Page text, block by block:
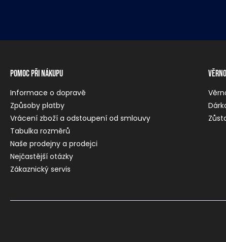
Pomoc při nákupu
Informace o dopravě
Způsoby platby
Vrácení zboží a odstoupení od smlouvy
Tabulka rozměrů
Naše prodejny a prodejci
Nejčastější otázky
Zákaznický servis